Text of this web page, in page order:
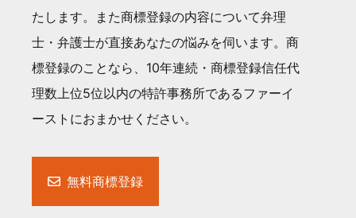
たします。また商標登録の内容について弁理
士・弁護士が直接あなたの悩みを伺います。商
標登録のことなら、10年連続・商標登録信任代
理数上位5位以内の特許事務所であるファーイ
ーストにおまかせください。
無料商標登録